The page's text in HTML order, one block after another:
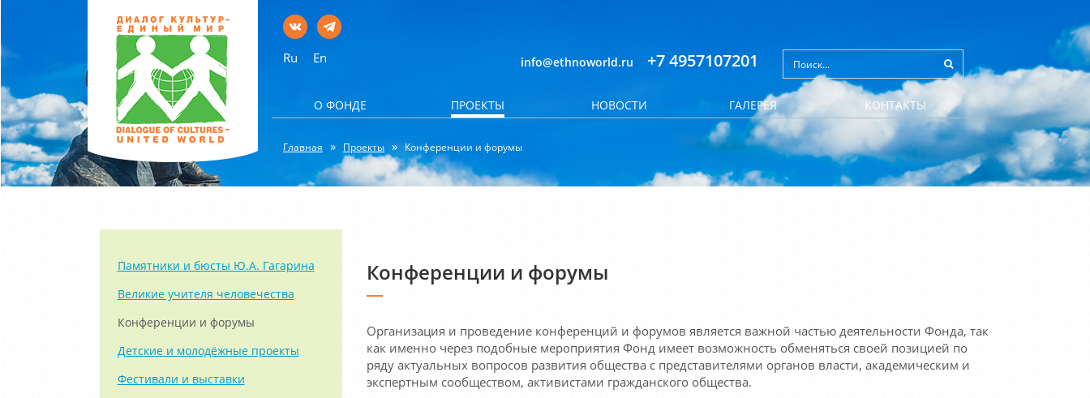
Ru En info@ethnoworld.ru +7 4957107201
О ФОНДЕ ПРОЕКТЫ НОВОСТИ ГАЛЕРЕЯ КОНТАКТЫ
Главная Проекты Конференции и форумы
Конференции и форумы
Организация и проведение конференций и форумов является важной частью деятельности Фонда, так
как именно через подобные мероприятия Фонд имеет возможность обменяться своей позицией по
ряду актуальных вопросов развития общества с представителями органов власти, академическим и
экспертным сообществом, активистами гражданского общества.
Памятники и бюсты Ю.А. Гагарина
Великие учителя человечества
Конференции и форумы
Детские и молодёжные проекты
Фестивали и выставки